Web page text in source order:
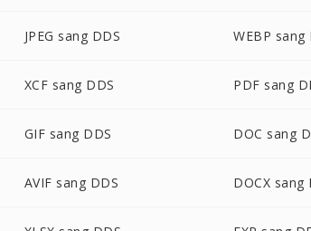
JPEG sang DDS WEBP sang
XCF sang DDS PDF sang
GIF sang DDS DOC sang
AVIF sang DDS DOCX sang